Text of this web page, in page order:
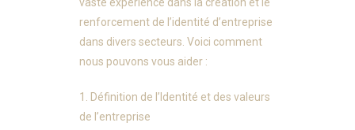
renforcement de l’identité d’entreprise
dans divers secteurs. Voici comment
nous pouvons vous aider :
1. Définition de l’Identité et des valeurs
de l’entreprise